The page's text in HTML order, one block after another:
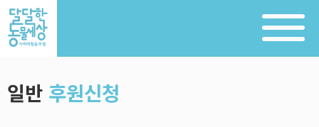
일반 후원신청